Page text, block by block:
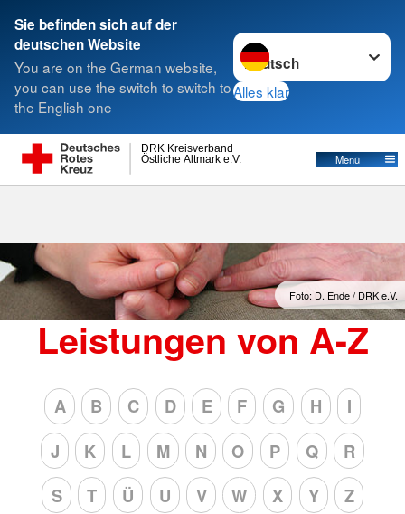
Sie befinden sich auf der
deutschen Website
You are on the German website,
you can use the switch to switch to
the English one
Sprache wechseln zu
Alles klar
Östliche Altmark e.V.
DRK Kreisverband
Menü
Suche
Foto: D. Ende / DRK e.V.
Leistungen von A-Z
A B C D E F G H
I
J
K L M N O P Q
R
S
T Ü U V W X Y Z